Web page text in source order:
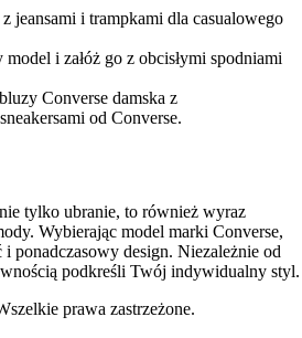
jeansami i trampkami dla casualowego
i załóż go z obcisłymi spodniami
Converse damska z
od Converse.
tylko ubranie, to również wyraz
Wybierając model marki Converse,
i ponadczasowy design. Niezależnie od
podkreśli Twój indywidualny styl.
prawa zastrzeżone.